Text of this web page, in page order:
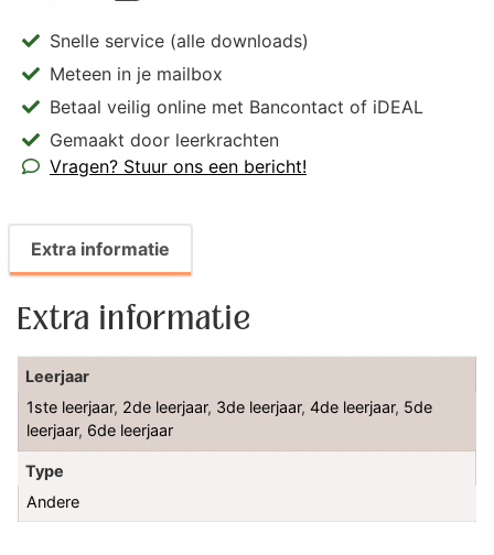
Snelle service (alle downloads)
Meteen in je mailbox
Betaal veilig online met Bancontact of iDEAL
Gemaakt door leerkrachten
Vragen? Stuur ons een bericht!
Extra informatie
Extra informatie
Leerjaar
1ste leerjaar, 2de leerjaar, 3de leerjaar,4de leerjaar, 5de
leerjaar, 6de leerjaar
Type
Andere